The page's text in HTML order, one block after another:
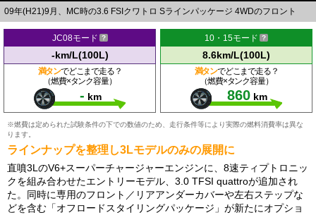
09年(H21)9月、MC時の3.6 FSIクワトロ Sラインパッケージ 4WDのフロント
JC08モード
-km/L(100L)
満タンでどこまで走る？
（燃費×タンク容量）
- km
10・15モード
8.6km/L(100L)
満タンでどこまで走る？
（燃費×タンク容量）
860 km
※燃費は定められた試験条件の下での数値のため、走行条件等により実際の燃料消費率は異な
ります。
ラインナップを整理し3Lモデルのみの展開に
直噴3LのV6+スーパーチャージャーエンジンに、8速ティプトロニッ
クを組み合わせたエントリーモデル、3.0 TFSI quattroが追加され
た。同時に専用のフロント／リアアンダーカバーや左右ステップな
どを含む「オフロードスタイリングパッケージ」が新たにオプショ